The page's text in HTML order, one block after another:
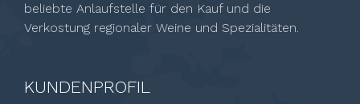
beliebte Anlaufstelle für den Kauf und die
Verkostung regionaler Weine und Spezialitäten.
KUNDENPROFIL